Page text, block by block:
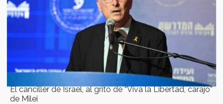
El canciller de Israel, al grito de “Viva la Libertad, carajo”
de Milei